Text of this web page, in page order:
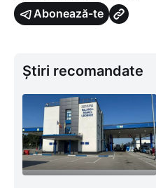
Abonează-te
Știri recomandate